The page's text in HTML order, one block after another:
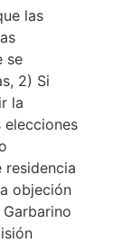
las
se
2) Si
la
elecciones
residencia
objeción